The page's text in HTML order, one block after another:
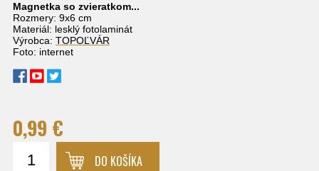
Magnetka so zvieratkom...
Rozmery: 9x6 cm
Materiál: lesklý fotolaminát
Výrobca: TOPOĽVÁR
Foto: internet
0,99 €
DO KOŠÍKA